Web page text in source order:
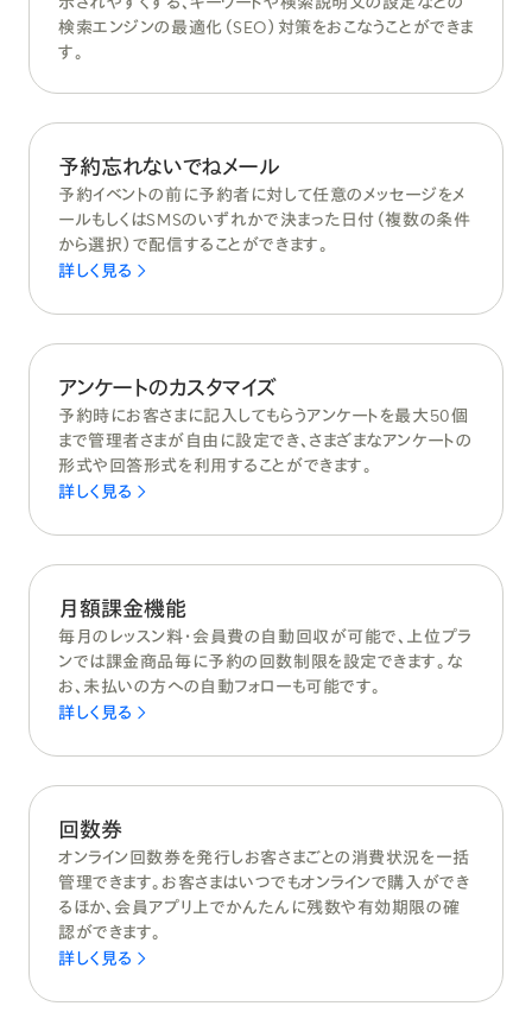
検索エンジンの最適化（SEO）対策をおこなうことができま
す。
予約忘れないでねメール
予約イベントの前に予約者に対して任意のメッセージをメ
ールもしくはSMSのいずれかで決まった日付（複数の条件
から選択）で配信することができます。
詳しく見る
アンケートのカスタマイズ
予約時にお客さまに記入してもらうアンケートを最大50個
まで管理者さまが自由に設定でき、さまざまなアンケートの
形式や回答形式を利用することができます。
詳しく見る
月額課金機能
毎月のレッスン料・会員費の自動回収が可能で、上位プラ
ンでは課金商品毎に予約の回数制限を設定できます。な
お、未払いの方への自動フォローも可能です。
詳しく見る
回数券
オンライン回数券を発行しお客さまごとの消費状況を一括
管理できます。お客さまはいつでもオンラインで購入ができ
るほか、会員アプリ上でかんたんに残数や有効期限の確
認ができます。
詳しく見る